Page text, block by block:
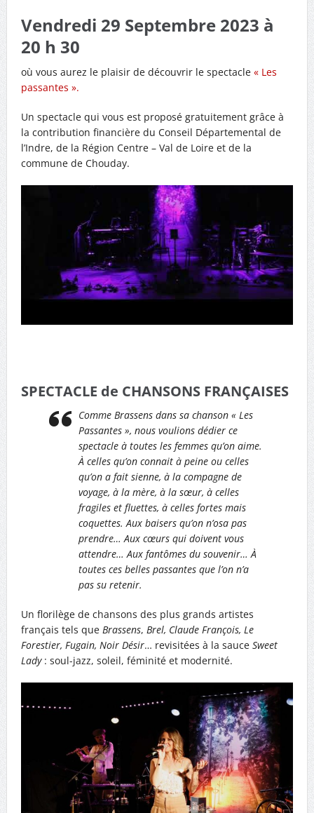
Vendredi 29 Septembre 2023 à
20 h 30
où vous aurez le plaisir de découvrir le spectacle « Les
passantes ».
Un spectacle qui vous est proposé gratuitement grâce à
la contribution financière du Conseil Départemental de
l’Indre, de la Région Centre – Val de Loire et de la
commune de Chouday.
SPECTACLE de CHANSONS FRANÇAISES
Comme Brassens dans sa chanson « Les
Passantes », nous voulions dédier ce
spectacle à toutes les femmes qu’on aime.
À celles qu’on connait à peine ou celles
qu’on a fait sienne, à la compagne de
voyage, à la mère, à la sœur, à celles
fragiles et fluettes, à celles fortes mais
coquettes. Aux baisers qu’on n’osa pas
prendre… Aux cœurs qui doivent vous
attendre… Aux fantômes du souvenir… À
toutes ces belles passantes que l’on n’a
pas su retenir.
Un florilège de chansons des plus grands artistes
français tels que Brassens, Brel, Claude François, Le
Forestier, Fugain, Noir Désir… revisitées à la sauce Sweet
Lady: soul-jazz, soleil, féminité et modernité.